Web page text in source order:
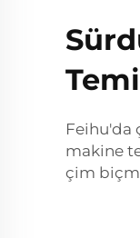
Feihu'da
makine
çim